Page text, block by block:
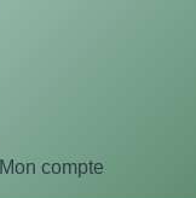
Mon compte